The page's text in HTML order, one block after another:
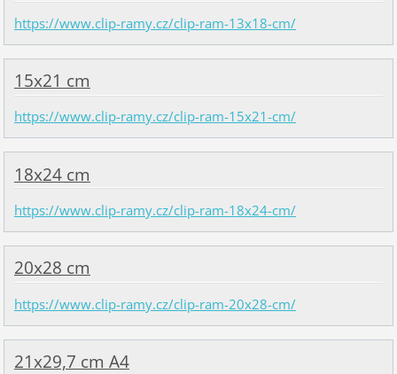
https://www.clip-ramy.cz/clip-ram-13x18-cm/
15x21 cm
https://www.clip-ramy.cz/clip-ram-15x21-cm/
18x24 cm
https://www.clip-ramy.cz/clip-ram-18x24-cm/
20x28 cm
https://www.clip-ramy.cz/clip-ram-20x28-cm/
21x29,7 cm A4